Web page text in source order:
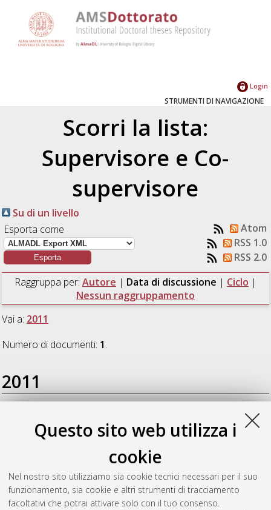
Questo sito web utilizza i
cookie
Nel nostro sito utilizziamo sia cookie tecnici necessari per il suo
funzionamento, sia cookie e altri strumenti di tracciamento
facoltativi che potrai attivare solo con il tuo consenso.
Login
STRUMENTI DI NAVIGAZIONE
Scorri la lista:
Supervisore e Co-
supervisore
Su di un livello
Esporta come
Atom
RSS 1.0
RSS 2.0
Raggruppa per: Autore | Data di discussione | Ciclo |
Nessun raggruppamento
Vai a: 2011
Numero di documenti: 1.
2011
Effetto della combinazione di
cellule CD4+CD25+, cellule staminali emopoietiche CD34+e
ATG nella prevenzione della risposta alloreattiva delle cellule T
, [Dissertation thesis], Alma Mater Studiorum
Università di Bologna. Dottorato di ricerca in
biomediche: progetto n. 2 "Ematologia clinica e sperimentale
ed ematopatologia", 23 Ciclo.